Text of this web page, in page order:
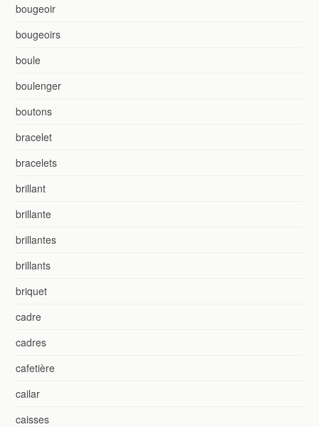
bougeoir
bougeoirs
boule
boulenger
boutons
bracelet
bracelets
brillant
brillante
brillantes
brillants
briquet
cadre
cadres
cafetière
cailar
caisses